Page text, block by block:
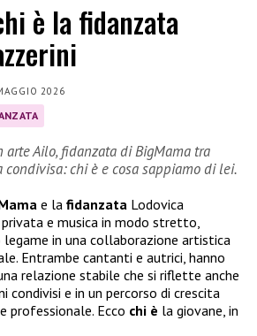
è la fidanzata
2026
arte Ailo, fidanzata di BigMama tra
chi è e cosa sappiamo di lei.
e la fidanzata Lodovica
e musica in modo stretto,
in una collaborazione artistica
Entrambe cantanti e autrici, hanno
relazione stabile che si riflette anche
condivisi e in un percorso di crescita
professionale. Ecco chi è la giovane, in